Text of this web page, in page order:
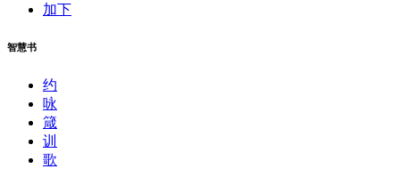
加下
智慧书
约
咏
箴
训
歌